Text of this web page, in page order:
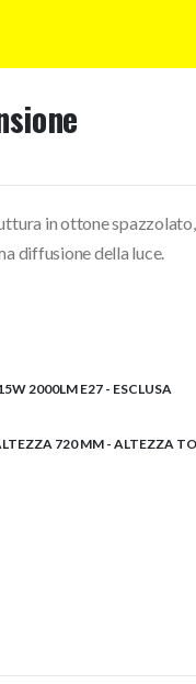
in ottone
diffusione della luce.
2000LM E27 - ESCLUSA
720 MM - ALTEZZA